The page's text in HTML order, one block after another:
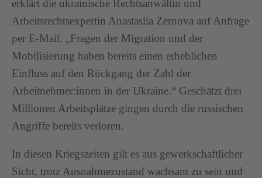
erklärt die ukrainische Rechtsanwältin und
Arbeitsrechtsexpertin Anastasiia Zernova auf Anfrage
per E-Mail. „Fragen der Migration und der
Mobilisierung haben bereits einen erheblichen
Einfluss auf den Rückgang der Zahl der
Arbeitnehmer:innen in der Ukraine.“ Geschätzt drei
Millionen Arbeitsplätze gingen durch die russischen
Angriffe bereits verloren.
In diesen Kriegszeiten gilt es aus gewerkschaftlicher
Sicht, trotz Ausnahmezustand wachsam zu sein und